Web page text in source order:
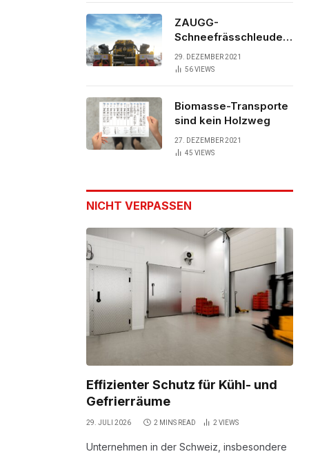
ZAUGG-
Schneefrässchleuder
ZRR10000M räumt den
Schnee auf
29. DEZEMBER 2021
56VIEWS
Biomasse-Transporte
sind kein Holzweg
27. DEZEMBER 2021
45 VIEWS
NICHT VERPASSEN
Effizienter Schutz für Kühl- und
Gefrierräume
29. JULI 2026 2 MINS READ 2 VIEWS
Unternehmen in der Schweiz, insbesondere